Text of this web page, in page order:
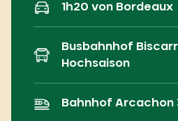
1h20 von Bordeaux
Busbahnhof
Hochsaison
Bahnhof